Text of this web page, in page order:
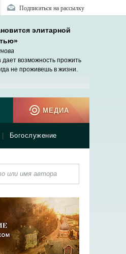
Подписаться на рассылку
элитарной
дает возможность прожить
не проживешь в жизни.
Богослужение
МЕДИА